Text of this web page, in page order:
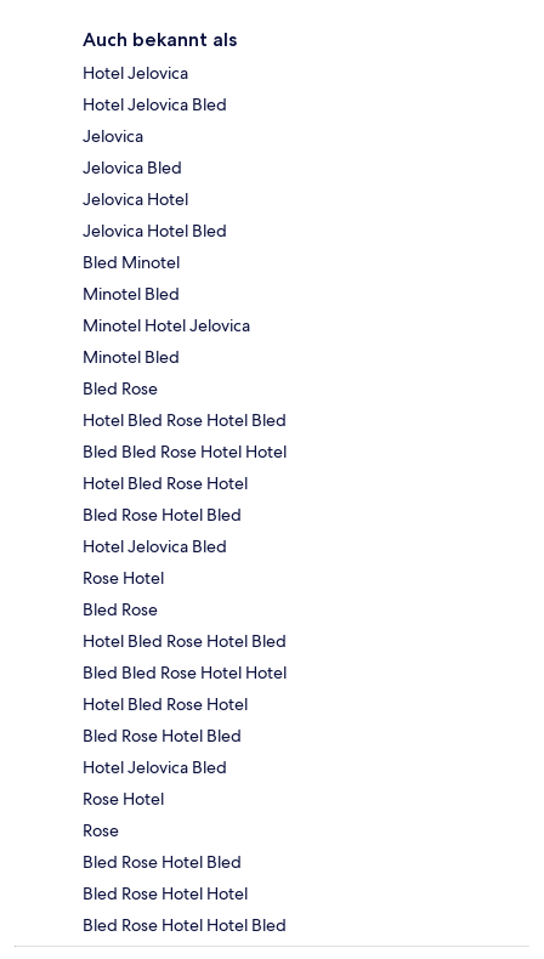
Auch bekannt als
Hotel Jelovica
Hotel Jelovica Bled
Jelovica
Jelovica Bled
Jelovica Hotel
Jelovica Hotel Bled
Bled Minotel
Minotel Bled
Minotel Hotel Jelovica
Minotel Bled
Bled Rose
Hotel Bled Rose Hotel Bled
Bled Bled Rose Hotel Hotel
Hotel Bled Rose Hotel
Bled Rose Hotel Bled
Hotel Jelovica Bled
Rose Hotel
Bled Rose
Hotel Bled Rose Hotel Bled
Bled Bled Rose Hotel Hotel
Hotel Bled Rose Hotel
Bled Rose Hotel Bled
Hotel Jelovica Bled
Rose Hotel
Rose
Bled Rose Hotel Bled
Bled Rose Hotel Hotel
Bled Rose Hotel Hotel Bled